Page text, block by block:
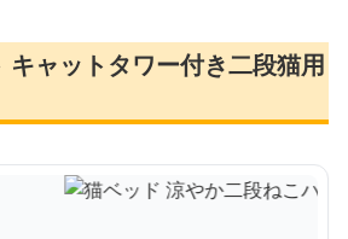
キャットタワー付き二段猫用